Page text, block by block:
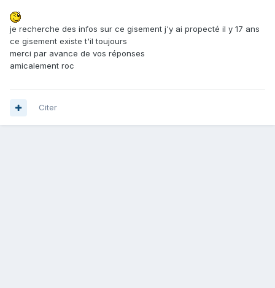
je recherche des infos sur ce gisement j'y ai propecté il y 17 ans
ce gisement existe t'il toujours
merci par avance de vos réponses
amicalement roc
Citer